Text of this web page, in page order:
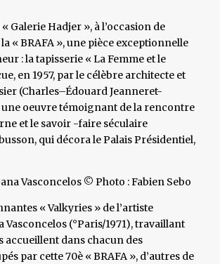
Galerie Hadjer », à l’occasion de
« BRAFA », une pièce exceptionnelle
: la tapisserie « La Femme et le
en 1957, par le célèbre architecte et
(Charles–Édouard Jeanneret-
une oeuvre témoignant de la rencontre
et le savoir -faire séculaire
qui décora le Palais Présidentiel,
Vasconcelos © Photo : Fabien Sebo
« Valkyries » de l’artiste
Vasconcelos (°Paris/1971), travaillant
accueillent dans chacun des
par cette 70è « BRAFA », d’autres de